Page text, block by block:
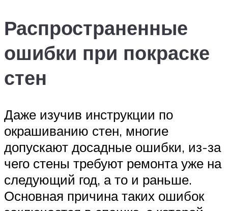
Распространенные
ошибки при покраске
стен
Даже изучив инструкции по
окрашиванию стен, многие
допускают досадные ошибки, из-за
чего стены требуют ремонта уже на
следующий год, а то и раньше.
Основная причина таких ошибок